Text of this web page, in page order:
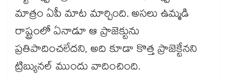
మాత్రం ఏపీ మాట మార్చింది. అసలు ఉమ్మడి
రాష్ట్రంలో ఏనాడూ ఆ ప్రాజెక్టును
ప్రతిపాదించలేదని, అది కూడా కొత్త ప్రాజెక్టేనని
ట్రిబ్యునల్​ ముందు వాదించింది.